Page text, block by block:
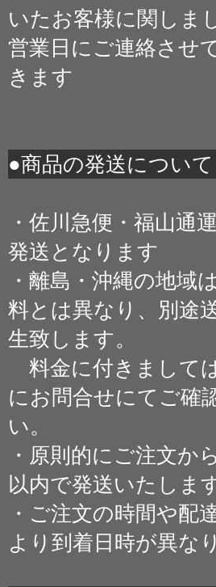
いたお客様に関しま
営業日にご連絡させ
きます
●商品の発送について
・佐川急便・福山通
発送となります
・離島・沖縄の地域
料とは異なり、別途
生致します。
料金に付きまして
にお問合せにてご確
い。
・原則的にご注文か
以内で発送いたしま
・ご注文の時間や配
より到着日時が異な